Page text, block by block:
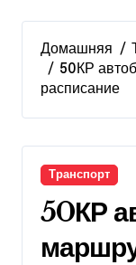
Домашняя
50КР
расписание
Транспорт
50КР